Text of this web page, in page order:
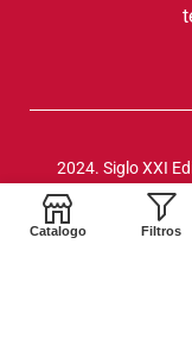
2024. Siglo XXI
Catalogo Filtros